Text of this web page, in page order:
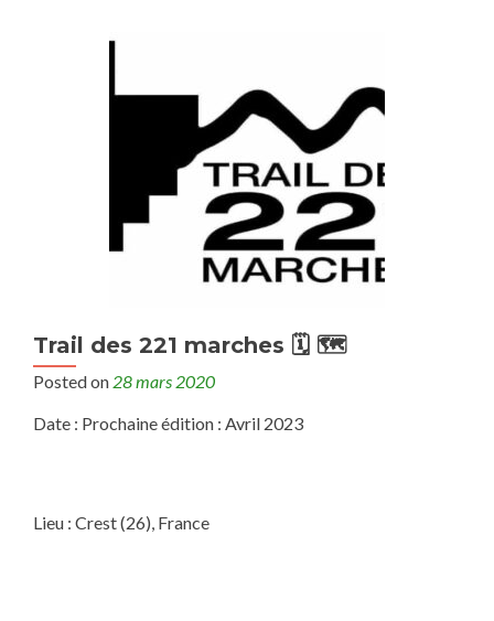
Trail des 221 marches 🗓 🗺
Posted on 28 mars 2020
Date : Prochaine édition : Avril 2023
Lieu : Crest (26), France